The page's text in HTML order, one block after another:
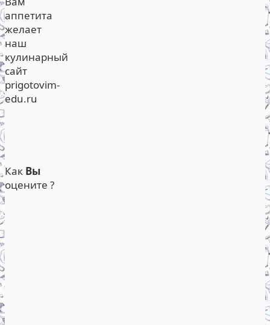
аппетита
желает
наш
кулинарный
сайт
prigotovim-
edu.ru
Как Вы
оцените ?